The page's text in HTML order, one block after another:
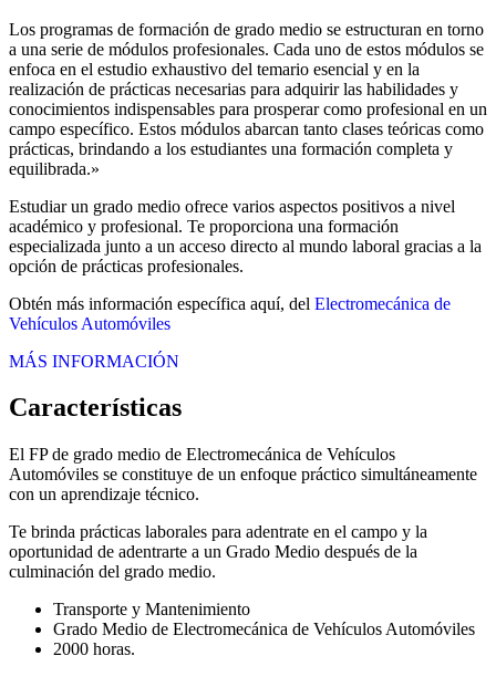
Los programas de formación de grado medio se estructuran en torno
a una serie de módulos profesionales. Cada uno de estos módulos se
enfoca en el estudio exhaustivo del temario esencial y en la
realización de prácticas necesarias para adquirir las habilidades y
conocimientos indispensables para prosperar como profesional en un
campo específico. Estos módulos abarcan tanto clases teóricas como
prácticas, brindando a los estudiantes una formación completa y
equilibrada.»
Estudiar un grado medio ofrece varios aspectos positivos a nivel
académico y profesional. Te proporciona una formación
especializada junto a un acceso directo al mundo laboral gracias a la
opción de prácticas profesionales.
Obtén más información específica aquí, del Electromecánica de
Vehículos Automóviles
MÁS INFORMACIÓN
Características
El FP de grado medio de Electromecánica de Vehículos
Automóviles se constituye de un enfoque práctico simultáneamente
con un aprendizaje técnico.
Te brinda prácticas laborales para adentrate en el campo y la
oportunidad de adentrarte a un Grado Medio después de la
culminación del grado medio.
Transporte y Mantenimiento
Grado Medio de Electromecánica de Vehículos Automóviles
2000 horas.